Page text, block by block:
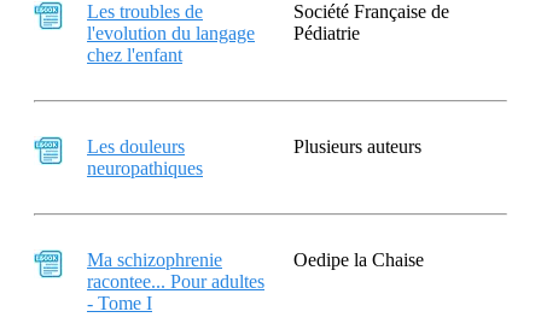
Les troubles de
l'evolution du langage
chez l'enfant
Société Française de
Pédiatrie
Les douleurs
neuropathiques
Plusieurs auteurs
Ma schizophrenie
racontee... Pour adultes
- Tome I
Oedipe la Chaise